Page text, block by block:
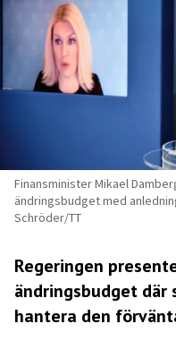
Finansminister Mikael
ändringsbudget med
Schröder/TT
Regeringen
ändringsbudget
hantera den